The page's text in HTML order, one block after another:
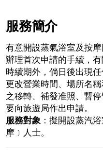
服務簡介
有意開設蒸氣浴室及按
辦理首次申請的手續，
時續期外，倘日後出現
更改營業時間、場所名
之移轉、補發准照、暫
要向旅遊局作出申請。
服務對象 ：擬開設蒸汽
摩﹞人士。